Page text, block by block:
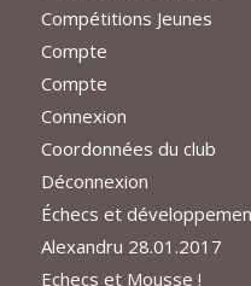
Compétitions Jeunes
Compte
Compte
Connexion
Coordonnées du club
Déconnexion
Échecs et
Alexandru 28.01.2017
Echecs et Mousse !